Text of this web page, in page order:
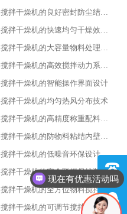
搅拌干燥机的良好密封防尘结构设计
搅拌干燥机的快速均匀干燥效果呈现
搅拌干燥机的大容量物料处理能力优势
搅拌干燥机的高效搅拌动力系统特性
搅拌干燥机的智能操作界面设计
搅拌干燥机的均匀热风分布技术
搅拌干燥机的高精度称重配料系统
搅拌干燥机的防物料粘结内壁处理
搅拌干燥机的低噪音环保设计理念
搅拌干燥机的安全联锁保护装置
搅拌干燥机的全方位物料搅拌效果
搅拌干燥机的可调节搅拌速度功能
可以介绍下你们的产品么
现在有优惠活动吗